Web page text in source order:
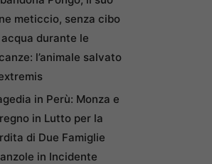
meticcio, senza cibo
acqua durante le
l’animale salvato
in Perù: Monza e
in Lutto per la
di Due Famiglie
in Incidente